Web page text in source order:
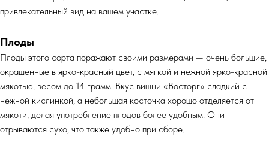
привлекательный вид на вашем участке.
Плоды
Плоды этого сорта поражают своими размерами — очень большие,
окрашенные в ярко-красный цвет, с мягкой и нежной ярко-красной
мякотью, весом до 14 грамм. Вкус вишни «Восторг» сладкий с
нежной кислинкой, а небольшая косточка хорошо отделяется от
мякоти, делая употребление плодов более удобным. Они
отрываются сухо, что также удобно при сборе.